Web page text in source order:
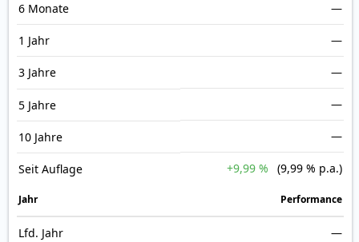
6 Monate —
1 Jahr —
3 Jahre —
5 Jahre —
10 Jahre —
Seit Auflage +9,99 % (9,99 % p.a.)
Jahr Perfor­mance
Lfd. Jahr —